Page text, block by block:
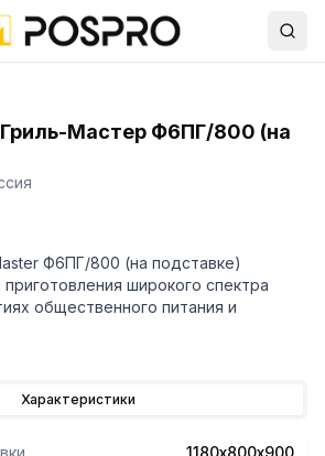
Гриль-Мастер Ф6ПГ/800 (на
Ф6ПГ/800 (на подставке)
широкого спектра
общественного питания и
для хранения посуды и
Характеристики
1180х800х900